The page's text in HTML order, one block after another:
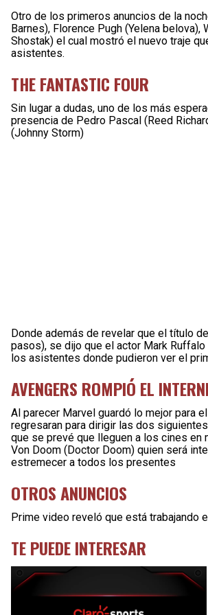
Otro de los primeros anuncios de la
Barnes), Florence Pugh (Yelena
Shostak) el cual mostró el nuevo traje
asistentes.
THE FANTASTIC FOUR
Sin lugar a dudas, uno de los más
presencia de Pedro Pascal (Reed
(Johnny Storm)
Donde además de revelar que el título
pasos), se dijo que el actor Mark
los asistentes donde pudieron ver el
AVENGERS ROMPIÓ EL
Al parecer Marvel guardó lo mejor para
regresaran para dirigir las dos
que se prevé que lleguen a los cines
Von Doom (Doctor Doom) quien será
estremecer a todos los
OTROS ANUNCIOS
Prime video reveló que está trabajando
TE PUEDE INTERESAR